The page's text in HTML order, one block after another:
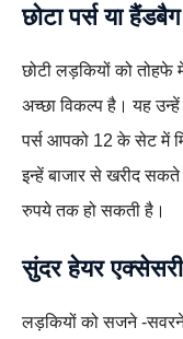
छोटा पर्स या हैंडबैग
छोटी लड़कियों को तोहफे
अच्छा विकल्प है। यह
पर्स आपको 12 के सेट में
इन्हें बाजार से खरीद
रुपये तक हो सकती है।
सुंदरहेयर
लड़कियों को सजने -